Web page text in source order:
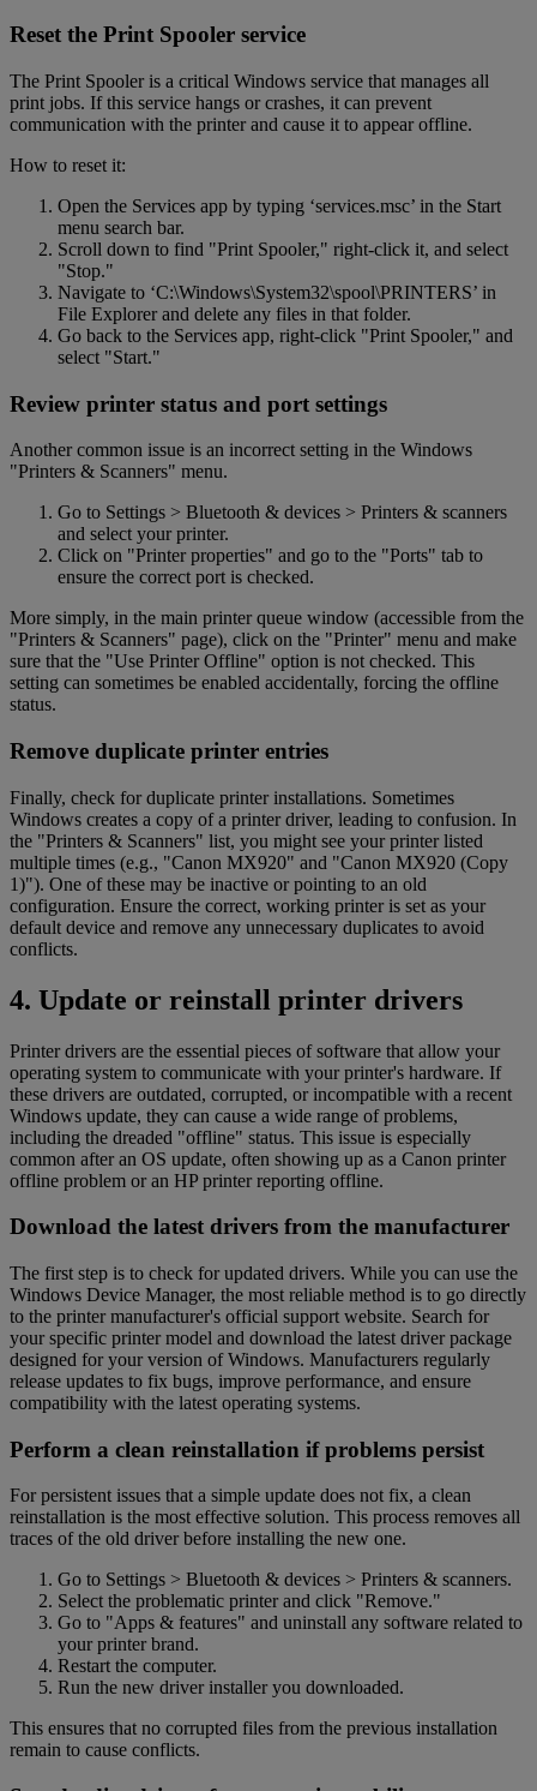
Reset the Print Spooler service
The Print Spooler is a critical Windows service that manages all
print jobs. If this service hangs or crashes, it can prevent
communication with the printer and cause it to appear offline.
How to reset it:
Open the Services app by typing ‘services.msc’ in the Start
menu search bar.
Scroll down to find "Print Spooler," right-click it, and select
"Stop."
Navigate to ‘C:\Windows\System32\spool\PRINTERS’ in
File Explorer and delete any files in that folder.
Go back to the Services app, right-click "Print Spooler," and
select "Start."
Review printer status and port settings
Another common issue is an incorrect setting in the Windows
"Printers & Scanners" menu.
Go to Settings > Bluetooth & devices > Printers & scanners
and select your printer.
Click on "Printer properties" and go to the "Ports" tab to
ensure the correct port is checked.
More simply, in the main printer queue window (accessible from the
"Printers & Scanners" page), click on the "Printer" menu and make
sure that the "Use Printer Offline" option is not checked. This
setting can sometimes be enabled accidentally, forcing the offline
status.
Remove duplicate printer entries
Finally, check for duplicate printer installations. Sometimes
Windows creates a copy of a printer driver, leading to confusion. In
the "Printers & Scanners" list, you might see your printer listed
multiple times (e.g., "Canon MX920" and "Canon MX920 (Copy
1)"). One of these may be inactive or pointing to an old
configuration. Ensure the correct, working printer is set as your
default device and remove any unnecessary duplicates to avoid
conflicts.
4. Update or reinstall printer drivers
Printer drivers are the essential pieces of software that allow your
operating system to communicate with your printer's hardware. If
these drivers are outdated, corrupted, or incompatible with a recent
Windows update, they can cause a wide range of problems,
including the dreaded "offline" status. This issue is especially
common after an OS update, often showing up as a Canon printer
offline problem or an HP printer reporting offline.
Download the latest drivers from the manufacturer
The first step is to check for updated drivers. While you can use the
Windows Device Manager, the most reliable method is to go directly
to the printer manufacturer's official support website. Search for
your specific printer model and download the latest driver package
designed for your version of Windows. Manufacturers regularly
release updates to fix bugs, improve performance, and ensure
compatibility with the latest operating systems.
Perform a clean reinstallation if problems persist
For persistent issues that a simple update does not fix, a clean
reinstallation is the most effective solution. This process removes all
traces of the old driver before installing the new one.
Go to Settings > Bluetooth & devices > Printers & scanners.
Select the problematic printer and click "Remove."
Go to "Apps & features" and uninstall any software related to
your printer brand.
Restart the computer.
Run the new driver installer you downloaded.
This ensures that no corrupted files from the previous installation
remain to cause conflicts.